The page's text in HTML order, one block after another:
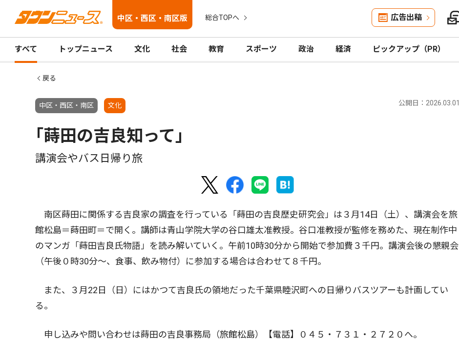
中区・西区・南区版 総合TOPへ 広告出稿
すべて トップニュース 文化 社会 教育 スポーツ 政治 経済 ピックアップ（PR）
戻る
中区・西区・南区 文化 公開日：2026.03.01
｢蒔田の吉良知って｣
講演会やバス日帰り旅
南区蒔田に関係する吉良家の調査を行っている「蒔田の吉良歴史研究会」は３月14日（土）、講演会を旅
館松島＝蒔田町＝で開く。講師は青山学院大学の谷口雄太准教授。谷口准教授が監修を務めた、現在制作中
のマンガ「蒔田吉良氏物語」を読み解いていく。午前10時30分から開始で参加費３千円。講演会後の懇親会
（午後０時30分〜、食事、飲み物付）に参加する場合は合わせて８千円。
また、３月22日（日）にはかつて吉良氏の領地だった千葉県睦沢町への日帰りバスツアーも計画してい
る。
申し込みや問い合わせは蒔田の吉良事務局（旅館松島）【電話】０４５・７３１・２７２０へ。